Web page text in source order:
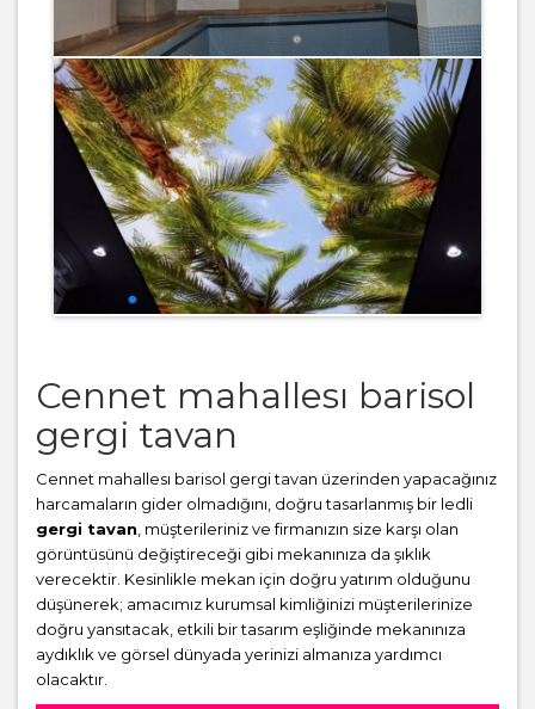
Cennet mahallesı barisol
gergi tavan
Cennet mahallesı barisol gergi tavan üzerinden yapacağınız
harcamaların gider olmadığını, doğru tasarlanmış bir ledli
gergi tavan , müşterileriniz ve firmanızın size karşı olan
görüntüsünü değiştireceği gibi mekanınıza da şıklık
verecektir. Kesinlikle mekan için doğru yatırım olduğunu
düşünerek; amacımız kurumsal kimliğinizi müşterilerinize
doğru yansıtacak, etkili bir tasarım eşliğinde mekanınıza
aydıklık ve görsel dünyada yerinizi almanıza yardımcı
olacaktır.